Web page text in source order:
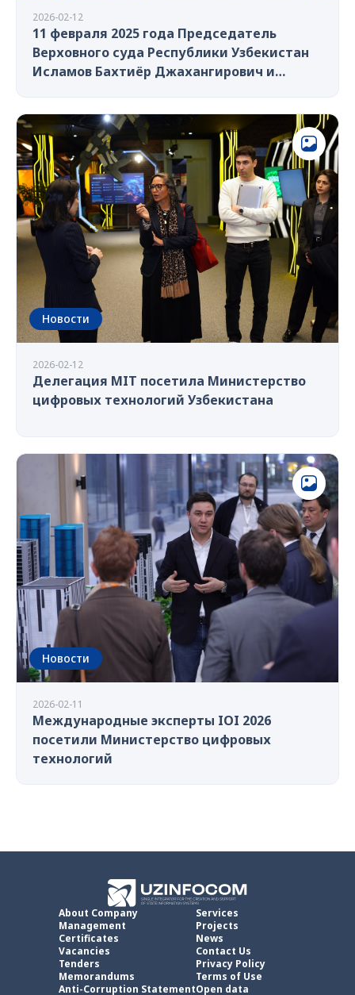
2026-02-12
11 февраля 2025 года Председатель
Верховного суда Республики Узбекистан
Исламов Бахтиёр Джахангирович и
Шухрат Тагаймуратович посетили
Единый интегратор UZINFOCOM.
Новости
2026-02-12
Делегация MIT посетила Министерство
цифровых технологий Узбекистана
Новости
2026-02-11
Международные эксперты IOI 2026
посетили Министерство цифровых
технологий
About Company
Management
Certificates
Vacancies
Tenders
Memorandums
Anti-Corruption Statement
Services
Projects
News
Contact Us
Privacy Policy
Terms of Use
Open data